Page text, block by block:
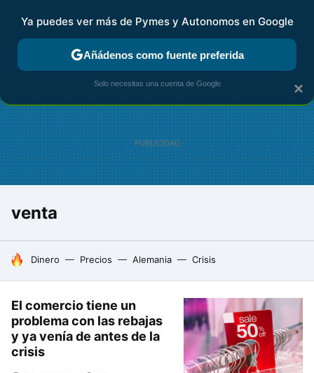
FISCALIDAD Y CONTABILIDAD KIT DIGITAL RENTA
venta
HOY SE HABLA DE
Dinero Precios Alemania Crisis
El comercio tiene un
problema con las rebajas
y ya venía de antes de la
crisis
×
Ya puedes ver más de Pymes y Autonomos en Google
Añádenos como fuente preferida
Solo necesitas una cuenta de Google